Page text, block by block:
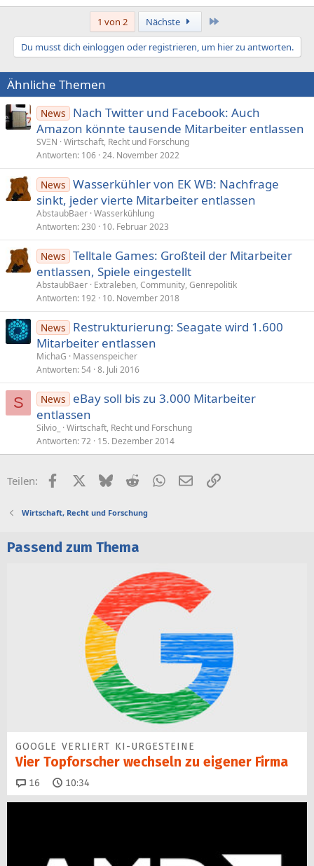
1 von 2 Nächste
Du musst dich einloggen oder registrieren, um hier zu antworten.
Ähnliche Themen
News
Nach Twitter und Facebook: Auch
Amazon könnte tausende Mitarbeiter entlassen
SVΞN Wirtschaft, Recht und Forschung
Antworten 106 24. November 2022
News Wasserkühler von EK WB: Nachfrage
sinkt, jeder vierte Mitarbeiter entlassen
AbstaubBaer Wasserkühlung
Antworten 230 10. Februar 2023
News Telltale Games: Großteil der Mitarbeiter
entlassen, Spiele eingestellt
AbstaubBaer Extraleben, Community, Genrepolitik
Antworten 192 10. November 2018
News
Restrukturierung: Seagate wird 1.600
Mitarbeiter entlassen
MichaG
Massenspeicher
Antworten 54 8. Juli 2016
S News
eBay soll bis zu 3.000 Mitarbeiter
entlassen
Silvio_
Wirtschaft, Recht und Forschung
Antworten 72 15. Dezember 2014
Teilen: FacebookX (Twitter)
BlueskyRedditWhatsApp
E-MailLink
Wirtschaft, Recht und Forschung
Passend zum Thema
GOOGLE VERLIERT KI-URGESTEINE
Vier Topforscher wechseln zu eigener Firma
16 Kommentare
10:34